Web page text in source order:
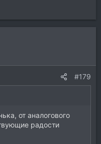
#179
от аналогового
радости